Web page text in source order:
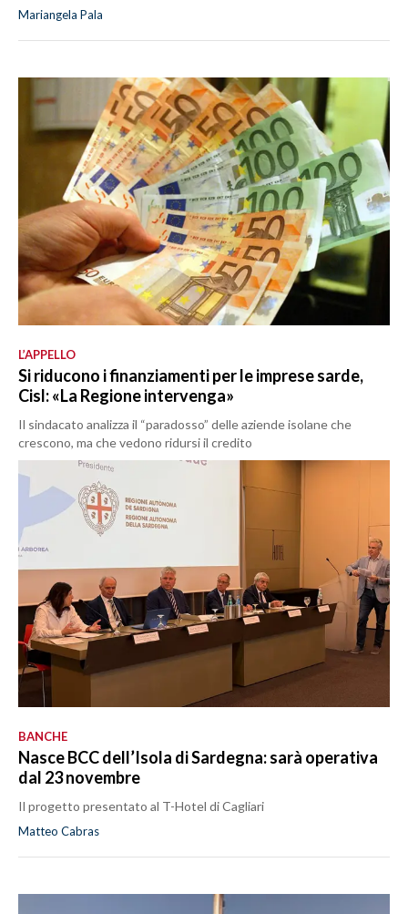
Mariangela Pala
L’APPELLO
Si riducono i finanziamenti per le imprese sarde,
Cisl: «La Regione intervenga»
Il sindacato analizza il “paradosso” delle aziende isolane che
crescono, ma che vedono ridursi il credito
BANCHE
Nasce BCC dell’Isola di Sardegna: sarà operativa
dal 23 novembre
Il progetto presentato al T-Hotel di Cagliari
Matteo Cabras